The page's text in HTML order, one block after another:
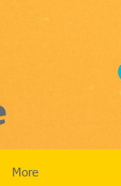
More